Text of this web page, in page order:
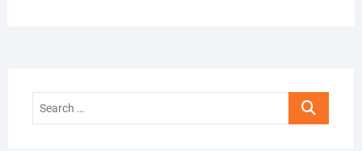
Search